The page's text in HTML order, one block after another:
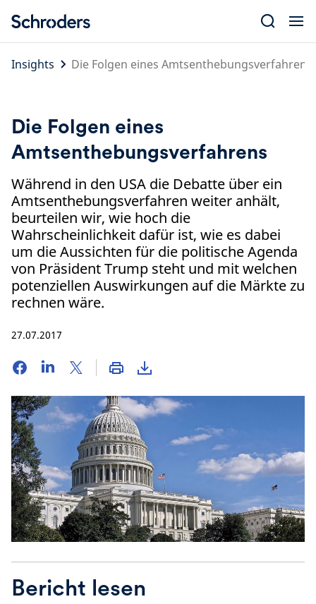
content
Insights
Die Folgen eines Amtsenthebungsverfahrens
Die Folgen eines
Amtsenthebungsverfahrens
Während in den USA die Debatte über ein
Amtsenthebungsverfahren weiter anhält,
beurteilen wir, wie hoch die
Wahrscheinlichkeit dafür ist, wie es dabei
um die Aussichten für die politische Agenda
von Präsident Trump steht und mit welchen
potenziellen Auswirkungen auf die Märkte zu
rechnen wäre.
27.07.2017
Bericht lesen